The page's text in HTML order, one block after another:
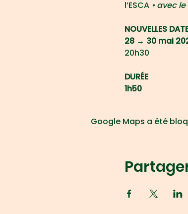
l’ESCA • avec
NOUVELLES
28 → 30 mai
20h30
DURÉE
1h50
Google Maps a été